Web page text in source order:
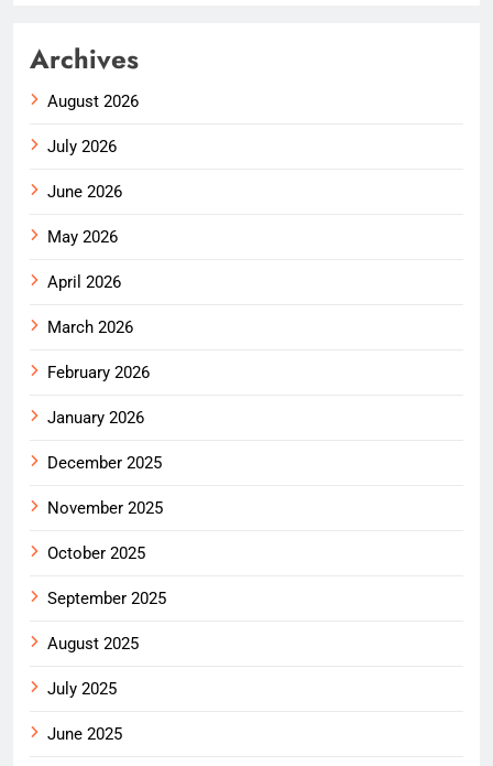
Archives
August 2026
July 2026
June 2026
May 2026
April 2026
March 2026
February 2026
January 2026
December 2025
November 2025
October 2025
September 2025
August 2025
July 2025
June 2025